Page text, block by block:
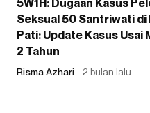
5W1H: Dugaan Kasus
Seksual 50 Santriwati
Pati: Update Kasus Usai
2 Tahun
Risma Azhari 2 bulan lalu